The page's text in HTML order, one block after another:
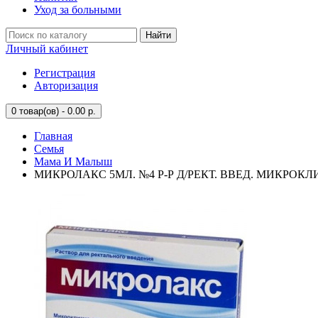
Уход за больными
Найти
Личный кабинет
Регистрация
Авторизация
0 товар(ов) - 0.00 р.
Главная
Семья
Мама И Малыш
МИКРОЛАКС 5МЛ. №4 Р-Р Д/РЕКТ. ВВЕД.